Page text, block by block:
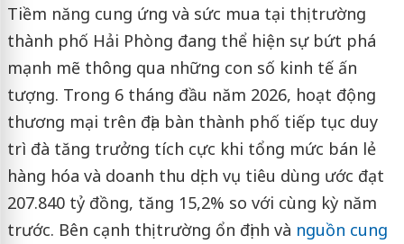
Tiềm năng cung ứng và sức mua tại thị trường
thành phố Hải Phòng đang thể hiện sự bứt phá
mạnh mẽ thông qua những con số kinh tế ấn
tượng. Trong 6 tháng đầu năm 2026, hoạt động
thương mại trên địa bàn thành phố tiếp tục duy
trì đà tăng trưởng tích cực khi tổng mức bán lẻ
hàng hóa và doanh thu dịch vụ tiêu dùng ước đạt
207.840 tỷ đồng, tăng 15,2% so với cùng kỳ năm
trước. Bên cạnh thị trường ổn định và nguồn cung